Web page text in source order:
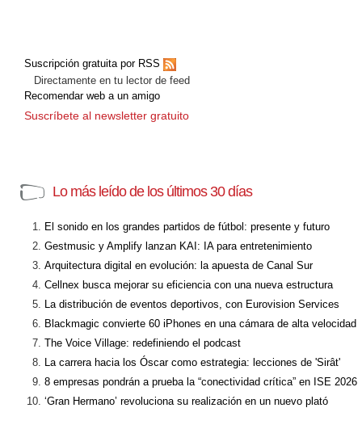
Suscripción gratuita por RSS
Directamente en tu lector de feed
Recomendar web a un amigo
Suscríbete al newsletter gratuito
Lo más leído de los últimos 30 días
El sonido en los grandes partidos de fútbol: presente y futuro
Gestmusic y Amplify lanzan KAI: IA para entretenimiento
Arquitectura digital en evolución: la apuesta de Canal Sur
Cellnex busca mejorar su eficiencia con una nueva estructura
La distribución de eventos deportivos, con Eurovision Services
Blackmagic convierte 60 iPhones en una cámara de alta velocidad
The Voice Village: redefiniendo el podcast
La carrera hacia los Óscar como estrategia: lecciones de 'Sirât'
8 empresas pondrán a prueba la “conectividad crítica” en ISE 2026
‘Gran Hermano’ revoluciona su realización en un nuevo plató